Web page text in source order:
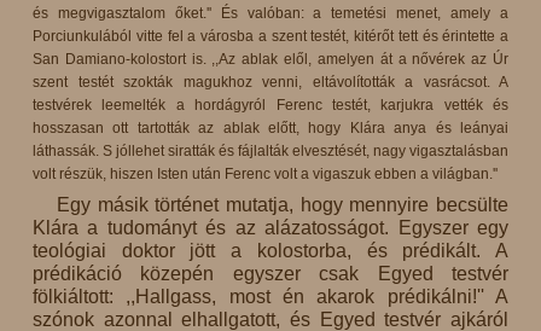
és megvigasztalom őket.'' És valóban: a temetési menet, amely a
Porciunkulából vitte fel a városba a szent testét, kitérőt tett és érintette a
San Damiano-kolostort is. ,,Az ablak elől, amelyen át a nővérek az Úr
szent testét szokták magukhoz venni, eltávolították a vasrácsot. A
testvérek leemelték a hordágyról Ferenc testét, karjukra vették és
hosszasan ott tartották az ablak előtt, hogy Klára anya és leányai
láthassák. S jóllehet siratták és fájlalták elvesztését, nagy vigasztalásban
volt részük, hiszen Isten után Ferenc volt a vigaszuk ebben a világban.''
Egy másik történet mutatja, hogy mennyire becsülte
Klára a tudományt és az alázatosságot. Egyszer egy
teológiai doktor jött a kolostorba, és prédikált. A
prédikáció közepén egyszer csak Egyed testvér
fölkiáltott: ,,Hallgass, most én akarok prédikálni!'' A
szónok azonnal elhallgatott, és Egyed testvér ajkáról